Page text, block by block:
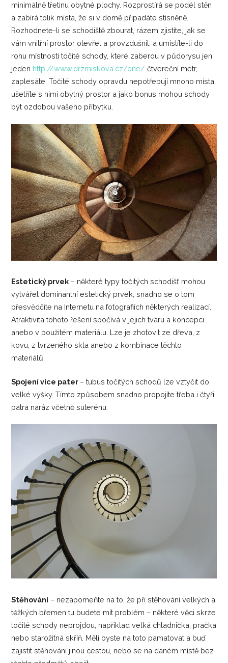
minimálně třetinu obytné plochy. Rozprostírá se podél stěn
a zabírá tolik místa, že si v domě připadáte stísněně.
Rozhodnete-li se schodiště zbourat, rázem zjistíte, jak se
vám vnitřní prostor otevřel a provzdušnil, a umístíte-li do
rohu místnosti točité schody, které zaberou v půdorysu jen
jeden http://www.drzmiskova.cz/one/ čtvereční metr,
zaplesáte. Točité schody opravdu nepotřebují mnoho místa,
ušetříte s nimi obytný prostor a jako bonus mohou schody
být ozdobou vašeho příbytku.
Estetický prvek – některé typy točitých schodišť mohou
vytvářet dominantní estetický prvek, snadno se o tom
přesvědčíte na Internetu na fotografiích některých realizací.
Atraktivita tohoto řešení spočívá v jejich tvaru a koncepci
anebo v použitém materiálu. Lze je zhotovit ze dřeva, z
kovu, z tvrzeného skla anebo z kombinace těchto
materiálů.
Spojení více pater – tubus točitých schodů lze vztyčit do
velké výšky. Tímto způsobem snadno propojíte třeba i čtyři
patra naráz včetně suterénu.
Stěhování – nezapomeňte na to, že při stěhování velkých a
těžkých břemen tu budete mít problém – některé věci skrze
točité schody neprojdou, například velká chladnička, pračka
nebo starožitná skříň. Měli byste na toto pamatovat a buď
zajistit stěhování jinou cestou, nebo se na daném místě bez